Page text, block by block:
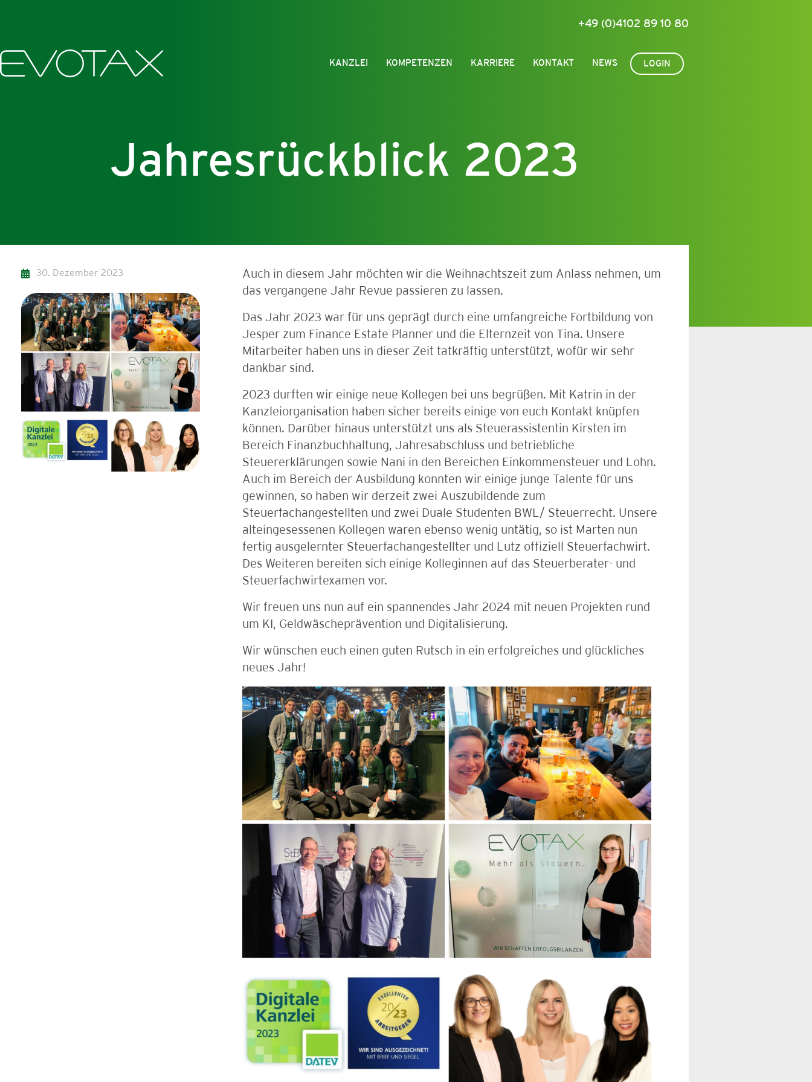
+49 (0)4102 89 10 80
KANZLEI KOMPETENZEN KARRIERE KONTAKT NEWS LOGIN
Jahresrückblick 2023
30. Dezember 2023
Auch in diesem Jahr möchten wir die Weihnachtszeit zum Anlass nehmen, um
das vergangene Jahr Revue passieren zu lassen.
Das Jahr 2023 war für uns geprägt durch eine umfangreiche Fortbildung von
Jesper zum Finance Estate Planner und die Elternzeit von Tina. Unsere
Mitarbeiter haben uns in dieser Zeit tatkräftig unterstützt, wofür wir sehr
dankbar sind.
2023 durften wir einige neue Kollegen bei uns begrüßen. Mit Katrin in der
Kanzleiorganisation haben sicher bereits einige von euch Kontakt knüpfen
können. Darüber hinaus unterstützt uns als Steuerassistentin Kirsten im
Bereich Finanzbuchhaltung, Jahresabschluss und betriebliche
Steuererklärungen sowie Nani in den Bereichen Einkommensteuer und Lohn.
Auch im Bereich der Ausbildung konnten wir einige junge Talente für uns
gewinnen, so haben wir derzeit zwei Auszubildende zum
Steuerfachangestellten und zwei Duale Studenten BWL/ Steuerrecht. Unsere
alteingesessenen Kollegen waren ebenso wenig untätig, so ist Marten nun
fertig ausgelernter Steuerfachangestellter und Lutz offiziell Steuerfachwirt.
Des Weiteren bereiten sich einige Kolleginnen auf das Steuerberater- und
Steuerfachwirtexamen vor.
Wir freuen uns nun auf ein spannendes Jahr 2024 mit neuen Projekten rund
um KI, Geldwäscheprävention und Digitalisierung.
Wir wünschen euch einen guten Rutsch in ein erfolgreiches und glückliches
neues Jahr!